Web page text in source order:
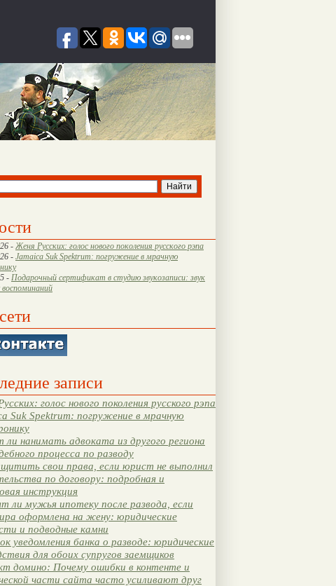
- Женя Русских: голос нового поколения русского рэпа
- Jamaica Suk Spektrum: погружение в мрачную
- Подарочный сертификат в студию звукозаписи: звук
воспоминаний
записи
голос нового поколения русского рэпа
Suk Spektrum: погружение в мрачную
нанимать адвоката из другого региона
процесса по разводу
свои права, если юрист не выполнил
по договору: подробная и
инструкция
ли мужья ипотеку после развода, если
оформлена на жену: юридические
и подводные камни
уведомления банка о разводе: юридические
для обоих супругов заемщиков
домино: Почему ошибки в контенте и
части сайта часто усиливают друг